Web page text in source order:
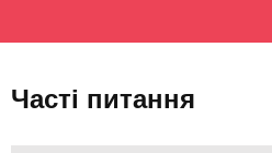
Часті питання